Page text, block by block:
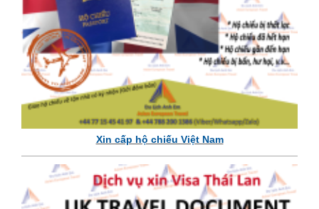
Xin cấp hộ chiếu Việt Nam